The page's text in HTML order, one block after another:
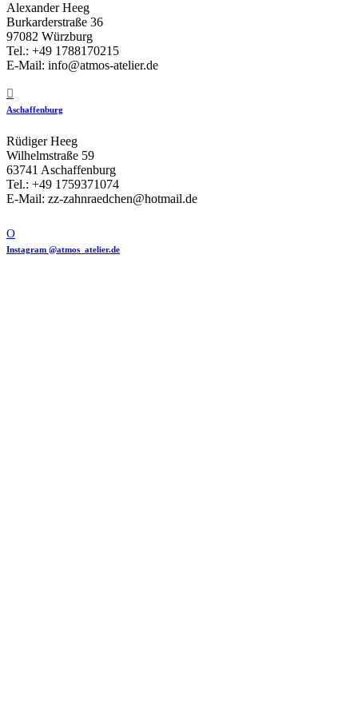
Alexander Heeg
Burkarderstraße 36
97082 Würzburg
Tel.: +49 1788170215
E-Mail: info@atmos-atelier.de
Aschaffenburg
Rüdiger Heeg
Wilhelmstraße 59
63741 Aschaffenburg
Tel.: +49 1759371074
E-Mail: zz-zahnraedchen@hotmail.de
Instagram @atmos_atelier.de